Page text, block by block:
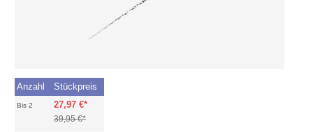
Anzahl Stückpreis
Bis2 27,97 €*
39,95 €*